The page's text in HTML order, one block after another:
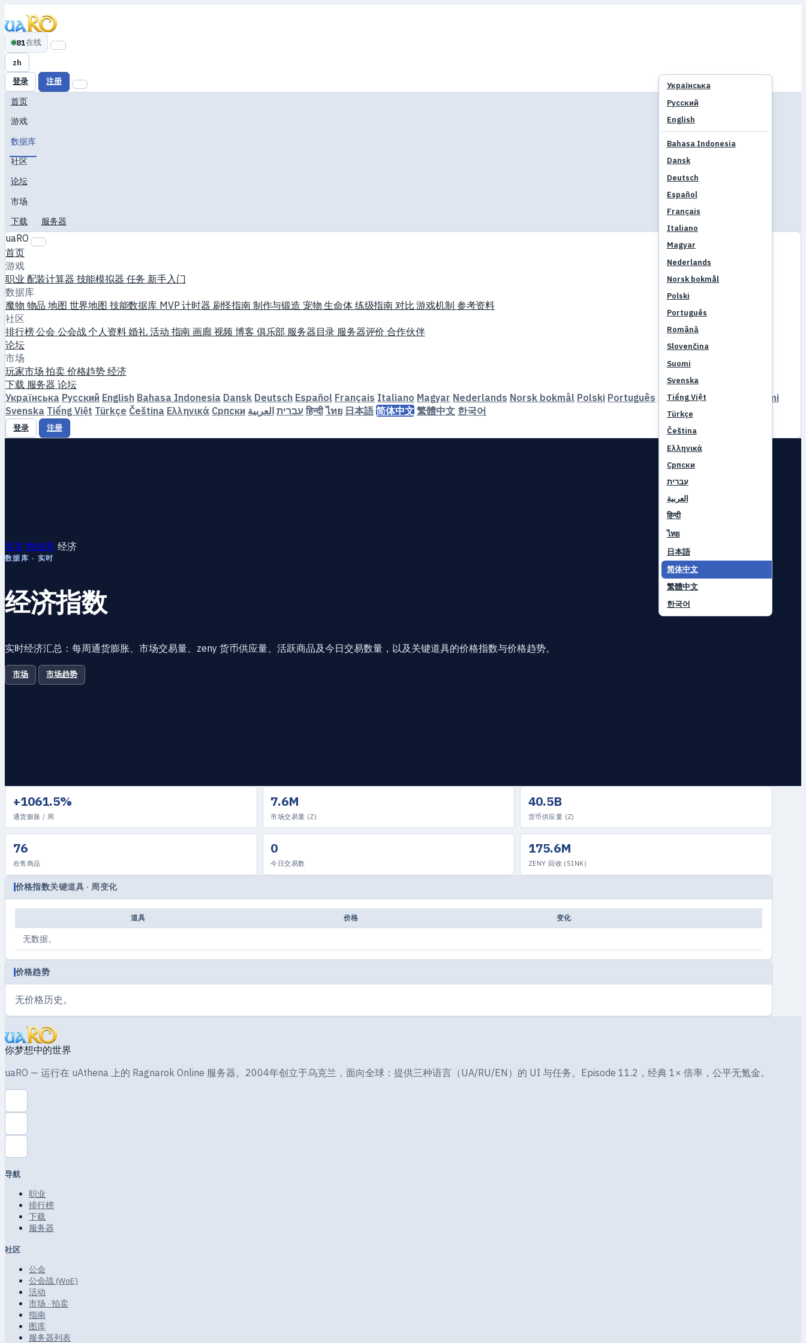
81在线
zh
Українська
Русский
English
Bahasa Indonesia
Dansk
Deutsch
Español
Français
Italiano
Magyar
Nederlands
Norsk bokmål
Polski
Português
Română
Slovenčina
Suomi
Svenska
Tiếng Việt
Türkçe
Čeština
Ελληνικά
Српски
עברית
العربية
हिन्दी
ไทย
日本語
简体中文
繁體中文
한국어
登录 注册
首页
游戏
数据库
社区
论坛
市场
下载
服务器
uaRO
首页
游戏
职业 配装计算器 技能模拟器 任务 新手入门
数据库
魔物 物品地图 世界地图 技能数据库 MVP 计时器 刷怪指南 制作与锻造 宠物生命体 练级指南 对比游戏机制 参考资料
社区
排行榜公会 公会战个人资料婚礼活动 指南画廊 视频博客 俱乐部 服务器目录 服务器评价合作伙伴
论坛
市场
玩家市场拍卖 价格趋势 经济
下载 服务器 论坛
Українська Русский English Bahasa Indonesia Dansk Deutsch Español Français Italiano Magyar Nederlands Norsk bokmål Polski Português Română Slovenčina
Suomi
Svenska Tiếng Việt Türkçe Čeština Ελληνικά Српски עברית العربية हिन्दी ไทย 日本語 简体中文 繁體中文 한국어
登录 注册
首页 数据库 经济
数据库 · 实时
经济指数
实时经济汇总：每周通货膨胀、市场交易量、zeny 货币供应量、活跃商品及今日交易数量，以及关键道具的价格指数与价格趋势。
市场 市场趋势
+1061.5%
通货膨胀 / 周
7.6M
市场交易量 (Z)
40.5B
货币供应量 (Z)
76
在售商品
0
今日交易数
175.6M
ZENY 回收 (SINK)
价格指数关键道具 · 周变化
道具 价格 变化
无数据。
价格趋势
无价格历史。
你梦想中的世界
uaRO — 运行在 uAthena 上的 Ragnarok Online 服务器。2004年创立于乌克兰，面向全球：提供三种语言（UA/RU/EN）的 UI 与任务。Episode 11.2，经典 1× 倍率，公平无氪金。
导航
职业
排行榜
下载
服务器
社区
公会
公会战 (WoE)
活动
市场 · 拍卖
指南
图库
服务器列表